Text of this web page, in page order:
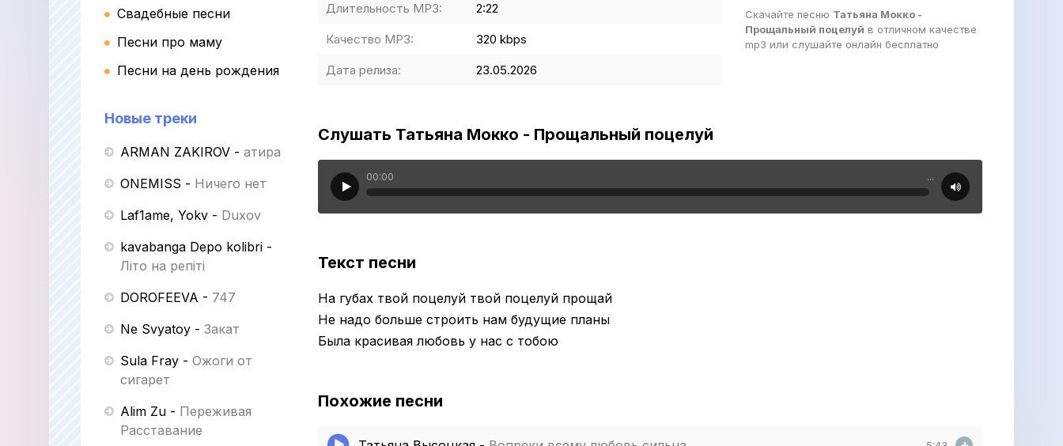
Свадебные песни
Песни про маму
Песни на день рождения
Новые треки
ARMAN ZAKIROV - Қатира
ONEMISS - Ничего нет
Laf1ame, Yokv - Duxov
kavabanga Depo kolibri -
Літо на репіті
DOROFEEVA - 747
Ne Svyatoy - Закат
Sula Fray - Ожоги от
сигарет
Alim Zu - Переживая
Расставание
Длительность MP3: 2:22
Качество MP3: 320 kbps
Дата релиза: 23.05.2026
Скачайте песню Татьяна Мокко -
Прощальный поцелуй в отличном качестве
mp3 или слушайте онлайн бесплатно
Слушать Татьяна Мокко - Прощальный поцелуй
00:00 ...
Текст песни
На губах твой поцелуй твой поцелуй прощай
Не надо больше строить нам будущие планы
Была красивая любовь у нас с тобою
Похожие песни